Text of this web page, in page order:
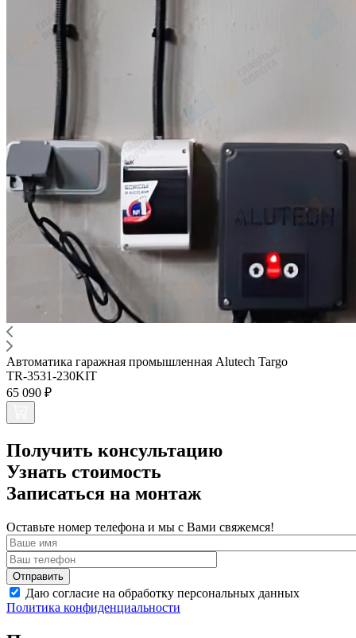
Автоматика гаражная промышленная Alutech Targo
TR-3531-230KIT
65 090 ₽
Получить консультацию
Узнать стоимость
Записаться на монтаж
Оставьте номер телефона и мы с Вами свяжемся!
Даю согласие на обработку персональных данных
Политика конфиденциальности